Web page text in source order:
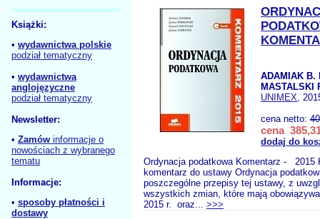
Książki:
• wydawnictwa polskie
podział tematyczny
• wydawnictwa
anglojęzyczne
podział tematyczny
Newsletter:
• Zamów informacje o
nowościach z wybranego
tematu
Informacje:
• sposoby płatności i
dostawy
ADAMIAK B.
MASTALSKI
UNIMEX,
cena netto:
cena
dodaj do
Ordynacja podatkowa Komentarz - 2015
komentarz do ustawy Ordynacja
poszczególne przepisy tej ustawy, z
wszystkich zmian, które mają
2015 r. oraz... >>>